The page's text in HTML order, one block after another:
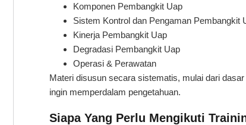
Komponen Pembangkit Uap
Sistem Kontrol dan Pengaman Pembangkit
Kinerja Pembangkit Uap
Degradasi Pembangkit Uap
Operasi & Perawatan
Materi disusun secara sistematis, mulai dari
ingin memperdalam pengetahuan.
Siapa Yang Perlu Mengikuti